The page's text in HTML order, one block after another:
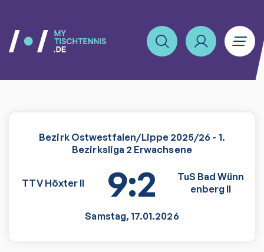
Bezirk Ostwestfalen/Lippe 2025/26 - 1.
Bezirksliga 2 Erwachsene
TTV Höxter II 9:2
TuS Bad Wünn
enberg II
Samstag, 17.01.2026